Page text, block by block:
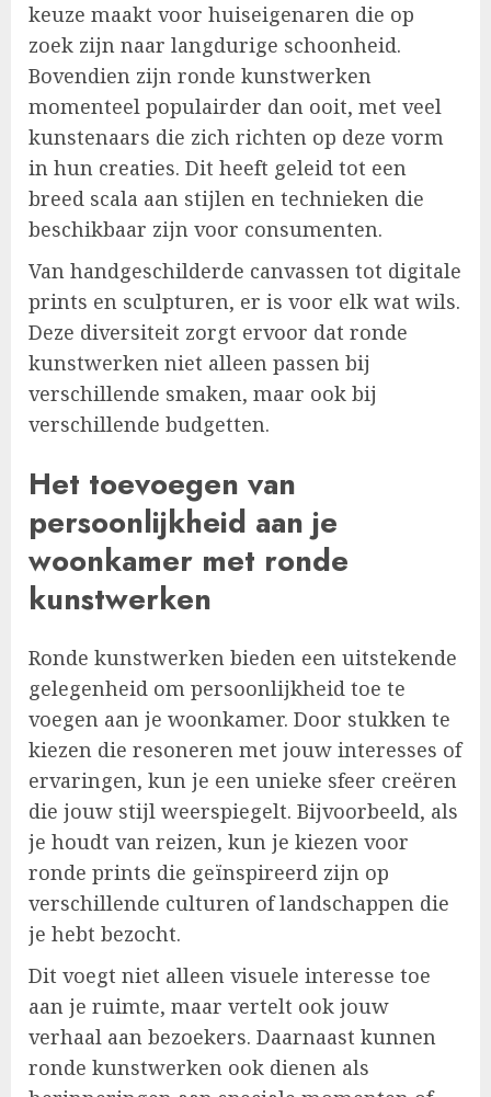
keuze maakt voor huiseigenaren die op
zoek zijn naar langdurige schoonheid.
Bovendien zijn ronde kunstwerken
momenteel populairder dan ooit, met veel
kunstenaars die zich richten op deze vorm
in hun creaties. Dit heeft geleid tot een
breed scala aan stijlen en technieken die
beschikbaar zijn voor consumenten.
Van handgeschilderde canvassen tot digitale
prints en sculpturen, er is voor elk wat wils.
Deze diversiteit zorgt ervoor dat ronde
kunstwerken niet alleen passen bij
verschillende smaken, maar ook bij
verschillende budgetten.
Het toevoegen van
persoonlijkheid aan je
woonkamer met ronde
kunstwerken
Ronde kunstwerken bieden een uitstekende
gelegenheid om persoonlijkheid toe te
voegen aan je woonkamer. Door stukken te
kiezen die resoneren met jouw interesses of
ervaringen, kun je een unieke sfeer creëren
die jouw stijl weerspiegelt. Bijvoorbeeld, als
je houdt van reizen, kun je kiezen voor
ronde prints die geïnspireerd zijn op
verschillende culturen of landschappen die
je hebt bezocht.
Dit voegt niet alleen visuele interesse toe
aan je ruimte, maar vertelt ook jouw
verhaal aan bezoekers. Daarnaast kunnen
ronde kunstwerken ook dienen als